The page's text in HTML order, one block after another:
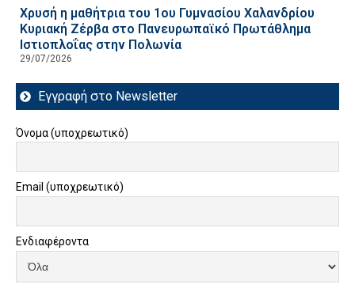
Χρυσή η μαθήτρια του 1ου Γυμνασίου Χαλανδρίου
Κυριακή Ζέρβα στο Πανευρωπαϊκό Πρωτάθλημα
Ιστιοπλοΐας στην Πολωνία
29/07/2026
Εγγραφή στο Newsletter
Όνομα (υποχρεωτικό)
Email (υποχρεωτικό)
Ενδιαφέροντα